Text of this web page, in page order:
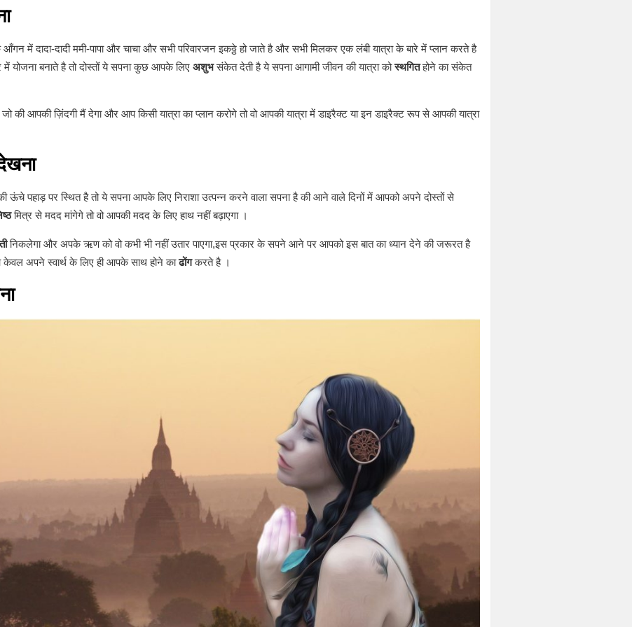
दादा-दादी ममी-पापा और चाचा और सभी परिवारजन इकठ्ठे हो जाते है और सभी मिलकर एक लंबी यात्रा के बारे में प्लान करते है
में योजना बनाते है तो दोस्तों ये सपना कुछ आपके लिए अशुभसंकेत देती है ये सपना आगामी जीवन की यात्रा कोस्थगितहोने का संकेत
की आपकी ज़िंदगी मैं देगा और आप किसी यात्रा का प्लान करोगे तो वो आपकी यात्रा में डाइरैक्ट या इन डाइरैक्ट रूप से आपकी यात्रा
ऊंचे पहाड़ पर स्थित है तो ये सपना आपके लिए निराशा उत्पन्न करने वाला सपना है की आने वाले दिनों में आपको अपने दोस्तों से
मित्र से मदद मांगेगे तो वो आपकी मदद के लिए हाथ नहीं बढ़ाएगा ।
निकलेगा और अपके ऋण को वो कभी भी नहीं उतार पाएगा,इस प्रकार के सपने आने पर आपको इस बात का ध्यान देने की जरूरत है
अपने स्वार्थ के लिए ही आपके साथ होने काढोंगकरते है ।